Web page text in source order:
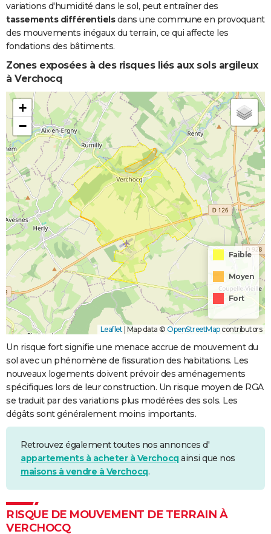
Inondations
et/ou
Coulées de
17/01/1995 05/02/1995 20 j Oui
Inondations
et/ou
Coulées de
Boue
Inondations
et/ou
Coulées de
Boue
08/12/1994 09/12/1994 2 j Oui
Inondations
et/ou
Coulées de
Boue
19/12/1993 02/01/1994 15 j Oui
variations d'humidité dans le sol, peut entraîner des
tassements différentielsdans une commune en provoquant
des mouvements inégaux du terrain, ce qui affecte les
fondations des bâtiments.
Zones exposées à des risques liés aux sols argileux
à Verchocq
+
−
Faible
Moyen
Fort
Leaflet Map data © OpenStreetMapcontributors
Un risque fort signifie une menace accrue de mouvement du
sol avec un phénomène de fissuration des habitations. Les
nouveaux logements doivent prévoir des aménagements
spécifiques lors de leur construction. Un risque moyen de RGA
se traduit par des variations plus modérées des sols. Les
dégâts sont généralement moins importants.
Retrouvez également toutes nos annonces d'
appartements à acheter à Verchocq ainsi que nos
maisons à vendre à Verchocq.
RISQUE DE MOUVEMENT DE TERRAIN À
VERCHOCQ